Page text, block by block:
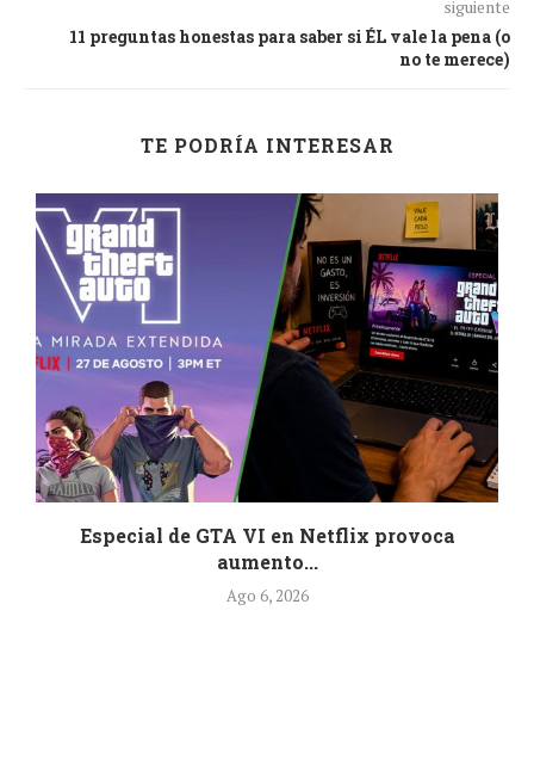
siguiente
11 preguntas honestas para saber si ÉL vale la pena (o
no te merece)
TE PODRÍA INTERESAR
Especial de GTA VI en Netflix provoca
aumento...
Ago 6, 2026